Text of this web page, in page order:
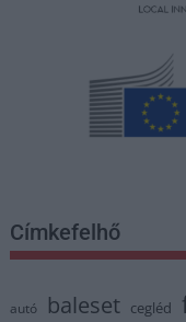
Címkefelhő
autó baleset cegléd